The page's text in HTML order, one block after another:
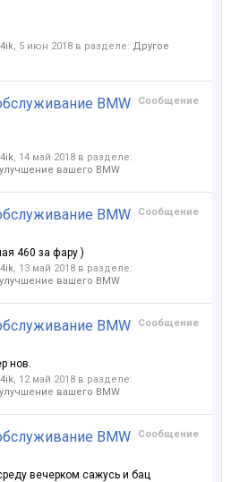
, 5 июн 2018 в разделе: Другое
Сообщение
BMW
, 14 май 2018 в разделе:
вашего BMW
Сообщение
BMW
460 за фару )
, 13 май 2018 в разделе:
вашего BMW
Сообщение
BMW
нов.
, 12 май 2018 в разделе:
вашего BMW
Сообщение
BMW
вечерком сажусь и бац